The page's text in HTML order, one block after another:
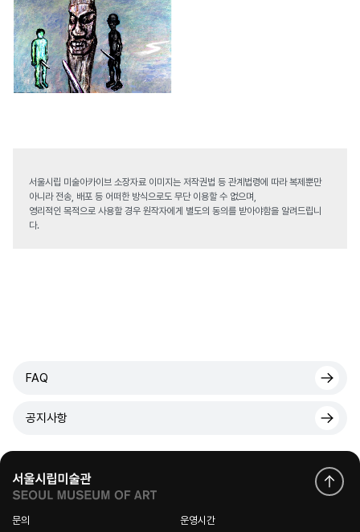
서울시립 미술아카이브 소장자료 이미지는 저작권법 등 관계법령에 따라 복제뿐만
아니라 전송, 배포 등 어떠한 방식으로도 무단 이용할 수 없으며,
영리적인 목적으로 사용할 경우 원작자에게 별도의 동의를 받아야함을 알려드립니
다.
FAQ
공지사항
문의 운영시간